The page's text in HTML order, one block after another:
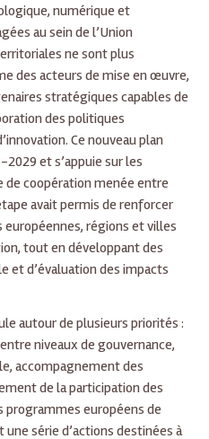
numérique et
au sein de l’Union
ne sont plus
des acteurs de mise en œuvre,
stratégiques capables de
des politiques
Ce nouveau plan
2029 et s’appuie sur les
de coopération menée entre
avait permis de renforcer
régions et villes
tout en développant des
et d’évaluation des impacts
autour de plusieurs priorités :
niveaux de gouvernance,
accompagnement des
de la participation des
européens de
série d’actions destinées à